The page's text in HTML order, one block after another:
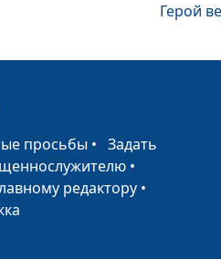
Герой
"Я и
просьбы •Задать
•
редактору •